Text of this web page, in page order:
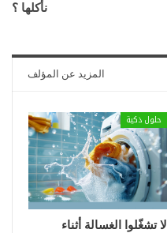
نأكلها ؟
المزيد عن المؤلف
حلول ذكية
لا تشغّلوا الغسالة أثناء